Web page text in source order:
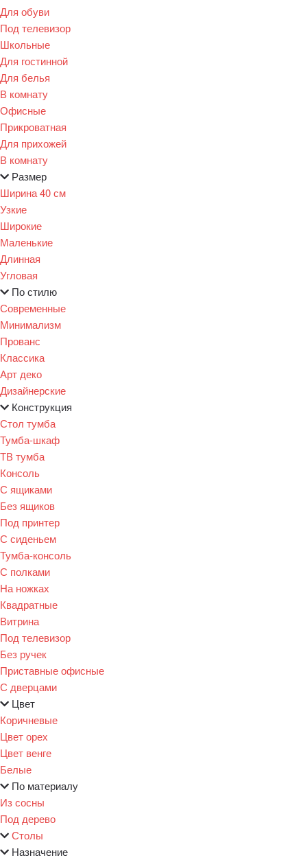
Для обуви
Под телевизор
Школьные
Для гостинной
Для белья
В комнату
Офисные
Прикроватная
Для прихожей
В комнату
Размер
Ширина 40 см
Узкие
Широкие
Маленькие
Длинная
Угловая
По стилю
Современные
Минимализм
Прованс
Классика
Арт деко
Дизайнерские
Конструкция
Стол тумба
Тумба-шкаф
ТВ тумба
Консоль
С ящиками
Без ящиков
Под принтер
С сиденьем
Тумба-консоль
С полками
На ножках
Квадратные
Витрина
Под телевизор
Без ручек
Приставные офисные
С дверцами
Цвет
Коричневые
Цвет орех
Цвет венге
Белые
По материалу
Из сосны
Под дерево
Столы
Назначение